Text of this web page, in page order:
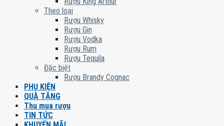
Theo loại
Rượu Whisky
Rượu Gin
Rượu Vodka
Rượu Rum
Rượu Tequila
Đặc biệt
Rượu Brandy Cognac
PHỤ KIỆN
QUÀ TẶNG
Thu mua rượu
TIN TỨC